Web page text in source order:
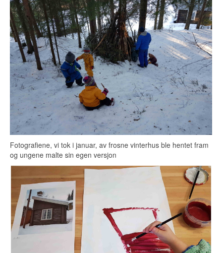
Fotografiene, vi tok i januar, av frosne vinterhus ble hentet fram
og ungene malte sin egen versjon